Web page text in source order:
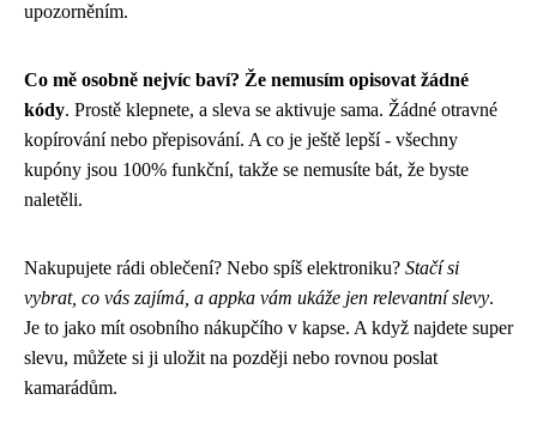
upozorněním.
Co mě osobně nejvíc baví? Že nemusím opisovat žádné
kódy. Prostě klepnete, a sleva se aktivuje sama. Žádné otravné
kopírování nebo přepisování. A co je ještě lepší - všechny
kupóny jsou 100% funkční, takže se nemusíte bát, že byste
naletěli.
Nakupujete rádi oblečení? Nebo spíš elektroniku? Stačí si
vybrat, co vás zajímá, a appka vám ukáže jen relevantní slevy.
Je to jako mít osobního nákupčího v kapse. A když najdete super
slevu, můžete si ji uložit na později nebo rovnou poslat
kamarádům.